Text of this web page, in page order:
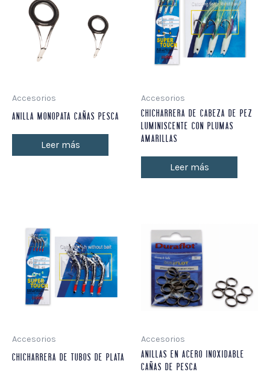
Accesorios
ANILLA MONOPATA CAÑAS PESCA
Leer más
Accesorios
CHICHARRERA DE CABEZA DE PEZ
LUMINISCENTE CON PLUMAS
AMARILLAS
Leer más
Accesorios
CHICHARRERA DE TUBOS DE PLATA
Accesorios
ANILLAS EN ACERO INOXIDABLE
CAÑAS DE PESCA